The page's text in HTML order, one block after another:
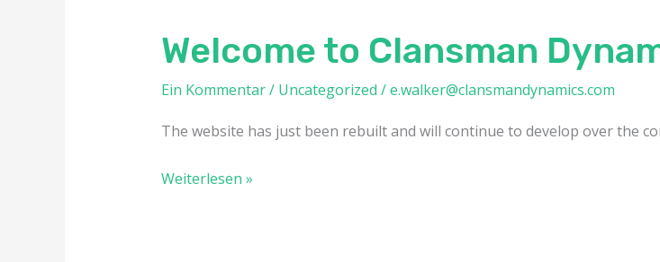
Welcome to Clansman
Ein Kommentar/ Uncategorized /e.walker@clansmandynamics.com
The website has just been rebuilt and will continue to develop over the
Welcome
to
Clansman
web
Weiterlesen »